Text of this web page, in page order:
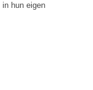
hun eigen